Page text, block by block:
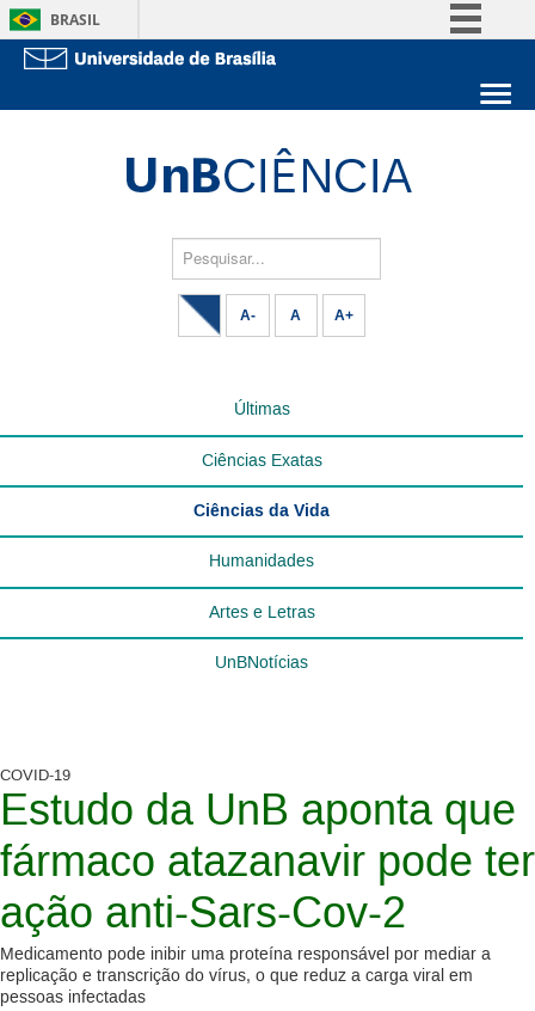
BRASIL
Acesso à informaçãoEstude na UnB
Pesquisar...
A- A A+
Últimas
Ciências Exatas
Ciências da Vida
Humanidades
Artes e Letras
UnBNotícias
COVID-19
Estudo da UnB aponta que
fármaco atazanavir pode ter
ação anti-Sars-Cov-2
Medicamento pode inibir uma proteína responsável por mediar a
replicação e transcrição do vírus, o que reduz a carga viral em
pessoas infectadas